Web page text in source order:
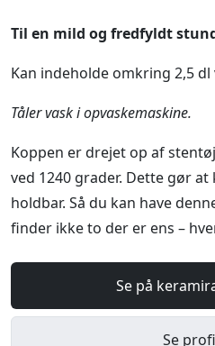
Til en mild og fredfyldt
Kan indeholde omkring 2,5
Tåler vask i opvaskemaskine.
Koppen er drejet op af
ved 1240 grader. Dette gør
holdbar. Så du kan have
finder ikke to der er ens –
Se på
Se